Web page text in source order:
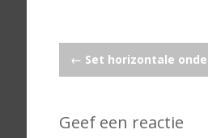
Post
← Set horizontale
Geef een reactie